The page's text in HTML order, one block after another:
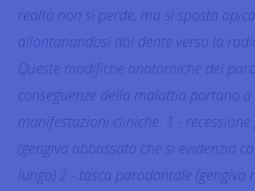
realtà non si perde, ma si sposta
allontanandosi dal dente verso la
Queste modifiche anatomiche del
conseguenze della malattia portano
manifestazioni cliniche: 1 - recessione
(gengiva abbassata che si evidenzia
lungo) 2 - tasca parodontale (gengiva